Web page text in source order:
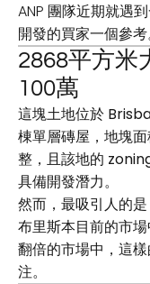
ANP 團隊近期就遇
開發的買家一個參考
2868平方米
100萬
這塊土地位於
棟單層磚屋，地塊
整，且該地的
具備開發潛力。
然而，最吸引人的
布里斯本目前的市
翻倍的市場中，這
注。